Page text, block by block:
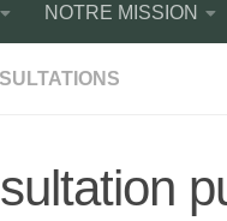
NOTRE MISSION